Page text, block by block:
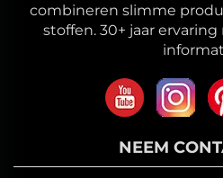
combineren slimme
stoffen. 30+ jaar
NEEM